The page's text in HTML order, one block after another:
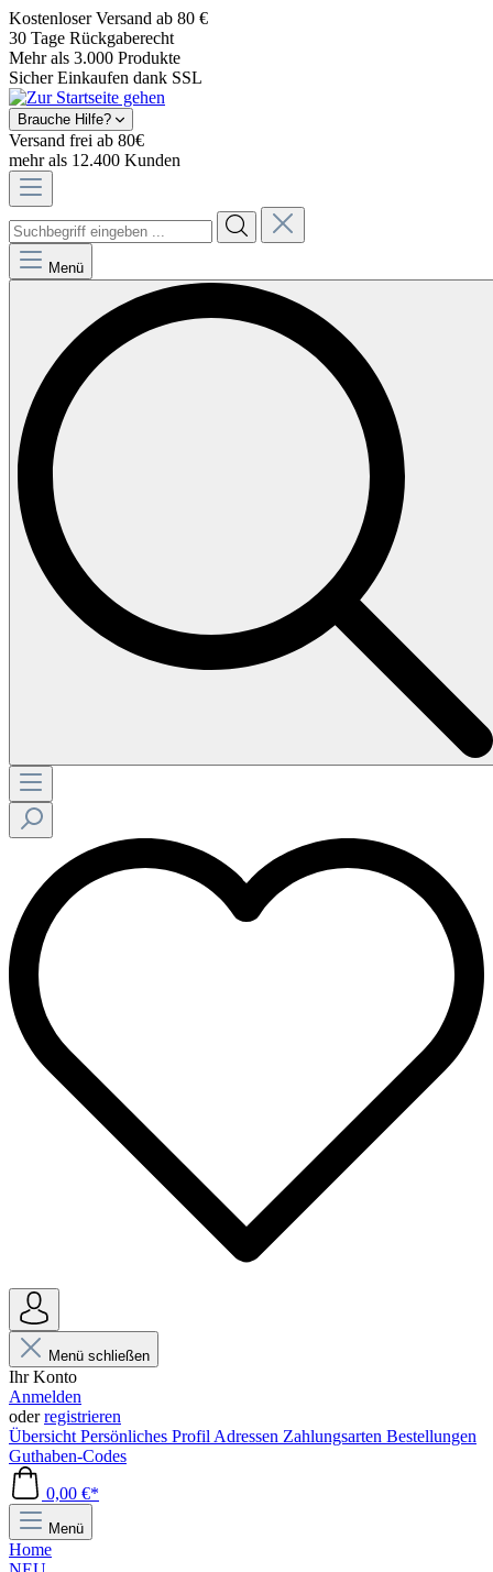
Kostenloser Versand ab 80 €
30 Tage Rückgaberecht
Mehr als 3.000 Produkte
Sicher Einkaufen dank SSL
Brauche Hilfe?
Versand frei ab 80€
mehr als 12.400 Kunden
Menü
Menü schließen
Ihr Konto
Anmelden
oderregistrieren
Übersicht Persönliches Profil Adressen Zahlungsarten Bestellungen
Guthaben-Codes
0,00 €*
Menü
Home